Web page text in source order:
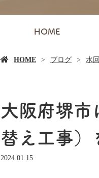
HOME
HOME ブログ 水
大阪府堺市
替え工事）
2024.01.15